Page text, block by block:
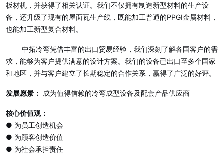
板材机，并获得了相关认证。我们不仅拥有制造新型材料的生产设
备，还升级了现有的屋面瓦生产线，既能加工普通的PPGI金属材料，
也能加工新型复合材料。
中拓冷弯凭借丰富的出口贸易经验，我们深刻了解各国客户的需
求，能够为客户提供满意的设计方案。我们的设备已出口至多个国家
和地区，并与客户建立了长期稳定的合作关系，赢得了广泛的好评。
发展愿景： 成为值得信赖的冷弯成型设备及配套产品供应商
核心价值观：
● 为员工创造机会
● 为顾客创造价值
● 为社会承担责任